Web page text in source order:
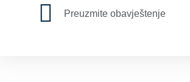
Preuzmite obavještenje